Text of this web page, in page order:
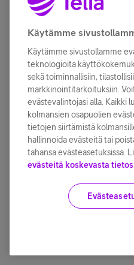
Käytämme
Käytämme sivustollamme
teknologioita
sekä toiminnallisiin,
markkinointitarkoituksiin.
evästevalintojasi alla. Kaikki
kolmansien osapuolien
tietojen siirtämistä
hallinnoida evästeitä tai
tahansa evästeasetuksissa.
evästeitä koskevasta